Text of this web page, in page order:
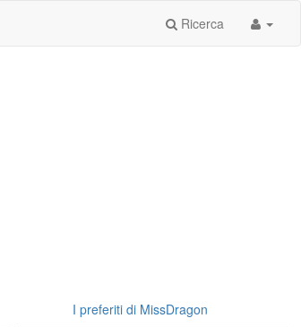
Ricerca
I preferiti di MissDragon